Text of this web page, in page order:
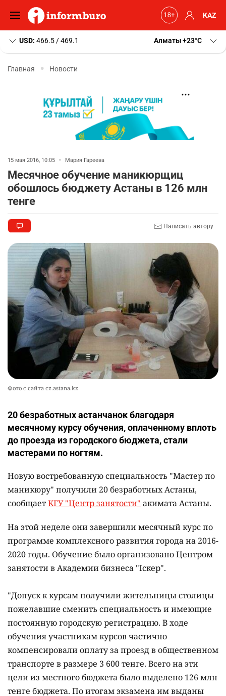
KAZ
USD: 466.5 / 469.1 Алматы+23 C
Главная Новости
15 мая 2016, 10:05 • Мария Гареева
Месячное обучение маникюрщиц
обошлось бюджету Астаны в 126 млн
тенге
Написать автору
Фото с сайта cz.astana.kz
20 безработных астанчанок благодаря
месячному курсу обучения, оплаченному вплоть
до проезда из городского бюджета, стали
мастерами по ногтям.
Новую востребованную специальность "Мастер по
маникюру" получили 20 безработных Астаны,
сообщаетКГУ "Центр занятости" акимата Астаны.
На этой неделе они завершили месячный курс по
программе комплексного развития города на 2016-
2020 годы. Обучение было организовано Центром
занятости в Академии бизнеса "Іскер".
"Допуск к курсам получили жительницы столицы
пожелавшие сменить специальность и имеющие
постоянную городскую регистрацию. В ходе
обучения участникам курсов частично
компенсировали оплату за проезд в общественном
транспорте в размере 3 600 тенге. Всего на эти
цели из местного бюджета было выделено 126 млн
тенге бюджета. По итогам экзамена им выданы